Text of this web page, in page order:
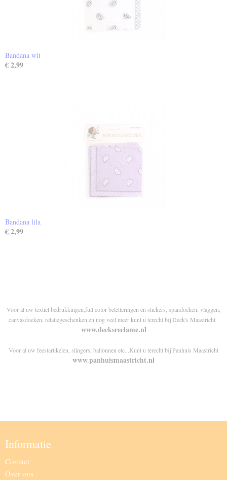
Bandana wit
€ 2,99
Bandana lila
€ 2,99
Voor al uw textiel bedrukkingen,full color beletteringen en stickers, spandoeken, vlaggen,
canvasdoeken, relatiegeschenken en nog veel meer kunt u terecht bij Deck's Maastricht.
www.decksreclame.nl
Voor al uw feestartikelen, slingers, ballonnen etc...Kunt u terecht bij Panhuis Maastricht
www.panhuismaastricht.nl
Informatie
Contact
Over ons